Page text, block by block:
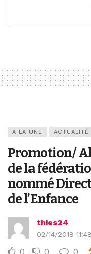
A LA UNE ACTUALITÉ
Promotion/
de la
nommé
de l’Enfance
thies24
02/14/2018
0 0 0